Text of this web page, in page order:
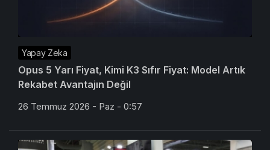
Yapay Zeka
Opus 5 Yarı Fiyat, Kimi K3 Sıfır Fiyat: Model Artık
Rekabet Avantajın Değil
26 Temmuz 2026 - Paz - 0:57